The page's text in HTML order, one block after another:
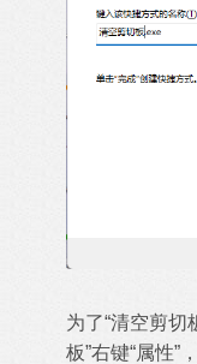
为了“清空剪切
板”右键“属性”